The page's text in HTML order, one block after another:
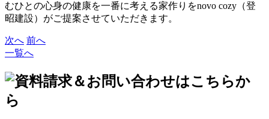
むひとの心身の健康を一番に考える家作りをnovo cozy（登
昭建設）がご提案させていただきます。
次へ 前へ
一覧へ